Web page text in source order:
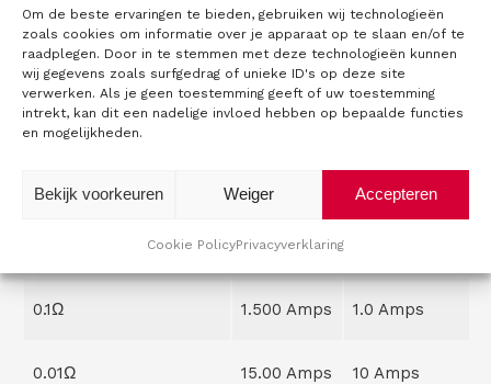
Om de beste ervaringen te bieden, gebruiken wij technologieën
zoals cookies om informatie over je apparaat op te slaan en/of te
raadplegen. Door in te stemmen met deze technologieën kunnen
wij gegevens zoals surfgedrag of unieke ID's op deze site
verwerken. Als je geen toestemming geeft of uw toestemming
intrekt, kan dit een nadelige invloed hebben op bepaalde functies
en mogelijkheden.
Accepteren
Weiger
Bekijk voorkeuren
Cookie PolicyPrivacyverklaring
Amps
1,00Ω 0.010 Amps 0.0001 Amps
100Ω
0.030
0.001 Amps
0.1Ω 1.500 Amps 1.0 Amps
0.01Ω 15.00 Amps 10 Amps